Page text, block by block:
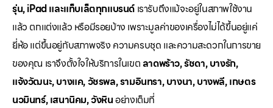
รุ่น, iPad และแท็บเล็ตทุกแบรนด์ เรารับถึงแม้จะอยู่ในสภาพใช้งาน
แล้ว ตกแต่งแล้ว หรือมีรอยบ้าง เพราะมูลค่าของเครื่องไม่ได้ขึ้นอยู่แค่
ยี่ห้อ แต่ขึ้นอยู่กับสภาพจริง ความครบชุด และความสะดวกในการขาย
ของคุณ เราจึงตั้งใจให้บริการในเขตลาดพร้าว, รัชดา, บางรัก,
แจ้งวัฒนะ, บางแค, วัชรพล, รามอินทรา, บางนา, บางพลี, เกษตร
นวมินทร์, เสนานิคม, วังหินอย่างเต็มที่